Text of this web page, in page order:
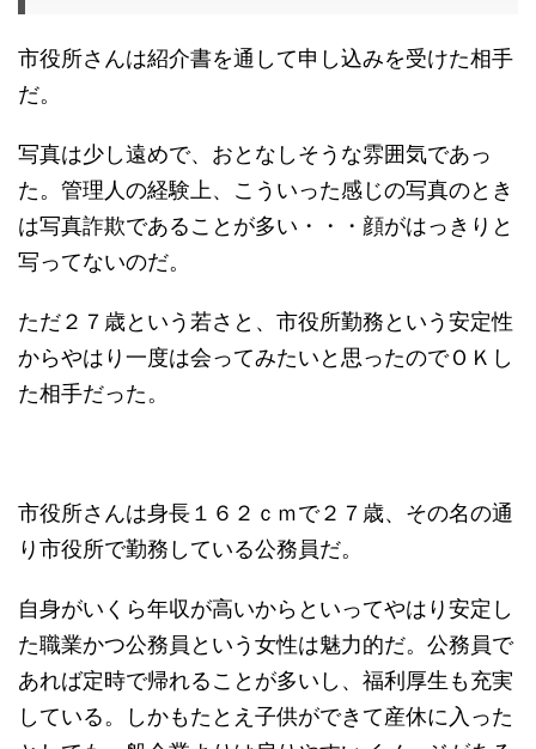
市役所さんは紹介書を通して申し込みを受けた相手
だ。
写真は少し遠めで、おとなしそうな雰囲気であっ
た。管理人の経験上、こういった感じの写真のとき
は写真詐欺であることが多い・・・顔がはっきりと
写ってないのだ。
ただ２７歳という若さと、市役所勤務という安定性
からやはり一度は会ってみたいと思ったのでＯＫし
た相手だった。
市役所さんは身長１６２ｃｍで２７歳、その名の通
り市役所で勤務している公務員だ。
自身がいくら年収が高いからといってやはり安定し
た職業かつ公務員という女性は魅力的だ。公務員で
あれば定時で帰れることが多いし、福利厚生も充実
している。しかもたとえ子供ができて産休に入った